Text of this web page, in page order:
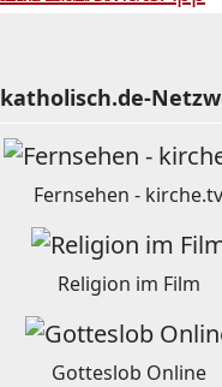
katholisch.de-
Fernsehen - kirche.tv
Religion im Film
Gotteslob Online